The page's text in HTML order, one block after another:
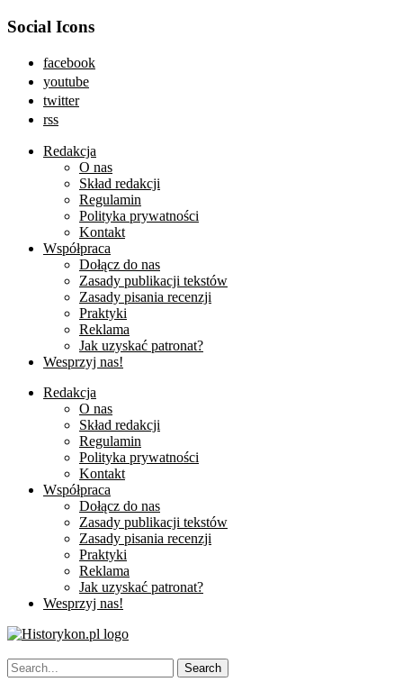
Social Icons
facebook
youtube
twitter
rss
Redakcja
O nas
Skład redakcji
Regulamin
Polityka prywatności
Kontakt
Współpraca
Dołącz do nas
Zasady publikacji tekstów
Zasady pisania recenzji
Praktyki
Reklama
Jak uzyskać patronat?
Wesprzyj nas!
Redakcja
O nas
Skład redakcji
Regulamin
Polityka prywatności
Kontakt
Współpraca
Dołącz do nas
Zasady publikacji tekstów
Zasady pisania recenzji
Praktyki
Reklama
Jak uzyskać patronat?
Wesprzyj nas!